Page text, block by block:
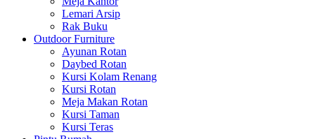
Lemari Arsip
Rak Buku
Outdoor Furniture
Ayunan Rotan
Daybed Rotan
Kursi Kolam Renang
Kursi Rotan
Meja Makan Rotan
Kursi Taman
Kursi Teras